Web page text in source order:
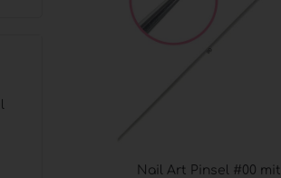
Nail Art Pinsel #00 mit